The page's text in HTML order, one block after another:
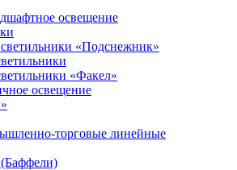
освещение
«Подснежник»
«Факел»
освещение
торговые линейные